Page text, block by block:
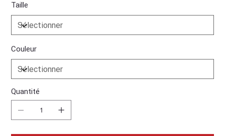
Taille
Couleur
Quantité